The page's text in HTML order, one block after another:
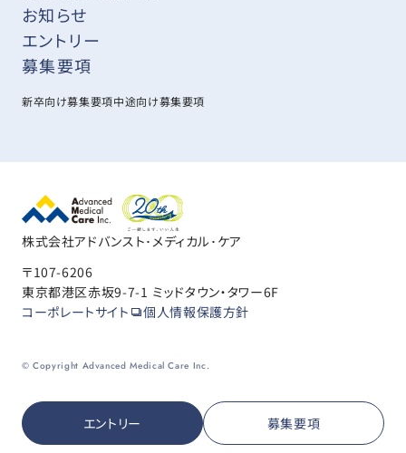
エントリー 募集要項
お知らせ
エントリー
募集要項
新卒向け募集要項中途向け募集要項
株式会社アドバンスト･メディカル･ケア
〒107-6206
東京都港区赤坂9-7-1 ミッドタウン・タワー6F
コーポレートサイト 個人情報保護方針
© Copyright Advanced Medical Care Inc.